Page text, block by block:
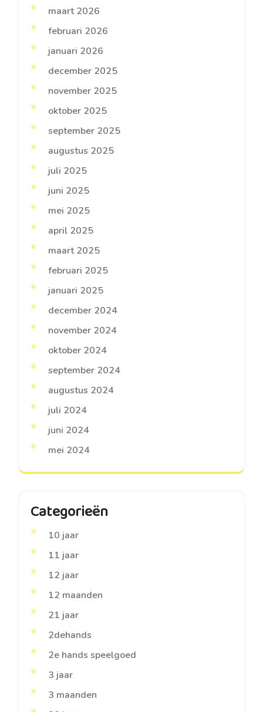
maart 2026
februari 2026
januari 2026
december 2025
november 2025
oktober 2025
september 2025
augustus 2025
juli 2025
juni 2025
mei 2025
april 2025
maart 2025
februari 2025
januari 2025
december 2024
november 2024
oktober 2024
september 2024
augustus 2024
juli 2024
juni 2024
mei 2024
Categorieën
10 jaar
11 jaar
12 jaar
12 maanden
21 jaar
2dehands
2e hands speelgoed
3 jaar
3 maanden